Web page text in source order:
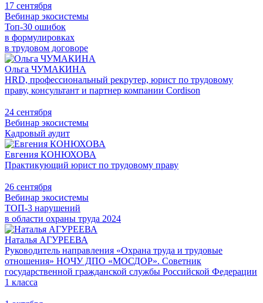
17 сентября
Вебинар экосистемы
Топ-30 ошибок
в формулировках
в трудовом договоре
Ольга ЧУМАКИНА
HRD, профессиональный рекрутер, юрист по трудовому
праву, консультант и партнер компании Cordison
24 сентября
Вебинар экосистемы
Кадровый аудит
Евгения КОНЮХОВА
Практикующий юрист по трудовому праву
26 сентября
Вебинар экосистемы
ТОП-3 нарушений
в области охраны труда 2024
Наталья АГУРЕЕВА
Руководитель направления «Охрана труда и трудовые
отношения» НОЧУ ДПО «МОСДОР». Советник
государственной гражданской службы Российской Федерации
1 класса